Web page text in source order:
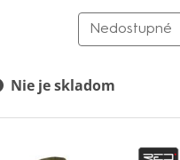
Nedostupné
Nie je skladom